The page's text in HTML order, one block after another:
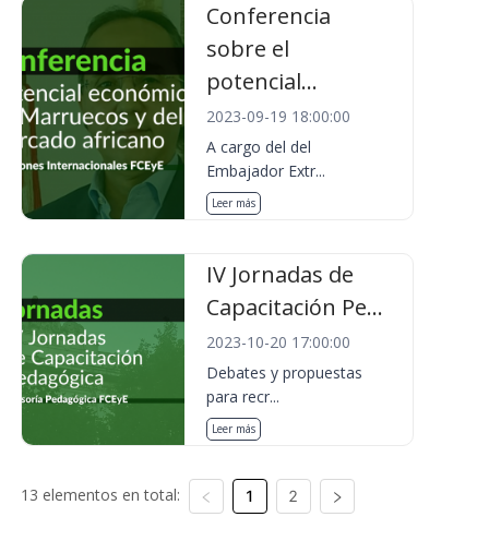
Conferencia
sobre el
potencial...
2023-09-19 18:00:00
A cargo del del
Embajador Extr...
Leer más
IV Jornadas de
Capacitación Pe...
2023-10-20 17:00:00
Debates y propuestas
para recr...
Leer más
13 elementos en total: 1 2